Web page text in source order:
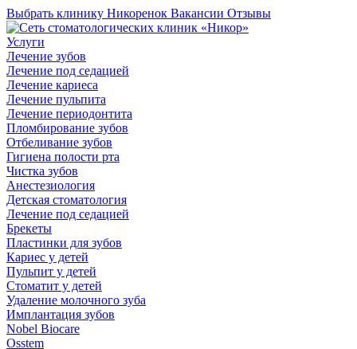
Выбрать клинику Никоренок Вакансии Отзывы
Услуги
Лечение зубов
Лечение под седацией
Лечение кариеса
Лечение пульпита
Лечение периодонтита
Пломбирование зубов
Отбеливание зубов
Гигиена полости рта
Чистка зубов
Анестезиология
Детская стоматология
Лечение под седацией
Брекеты
Пластинки для зубов
Кариес у детей
Пульпит у детей
Стоматит у детей
Удаление молочного зуба
Имплантация зубов
Nobel Biocare
Osstem